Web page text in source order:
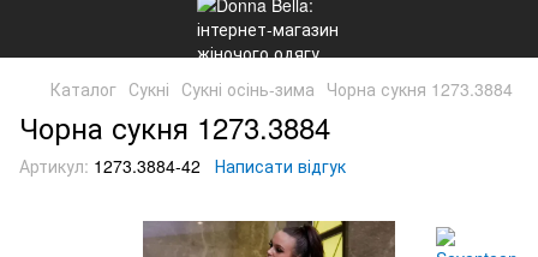
Каталог Сукні Сукні осінь-зима Чорна сукня 1273.3884
Чорна сукня 1273.3884
Артикул: 1273.3884-42 Написати відгук